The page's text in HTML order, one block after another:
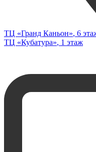
ТЦ «Гранд Каньон», 6
ТЦ «Кубатура», 1 этаж